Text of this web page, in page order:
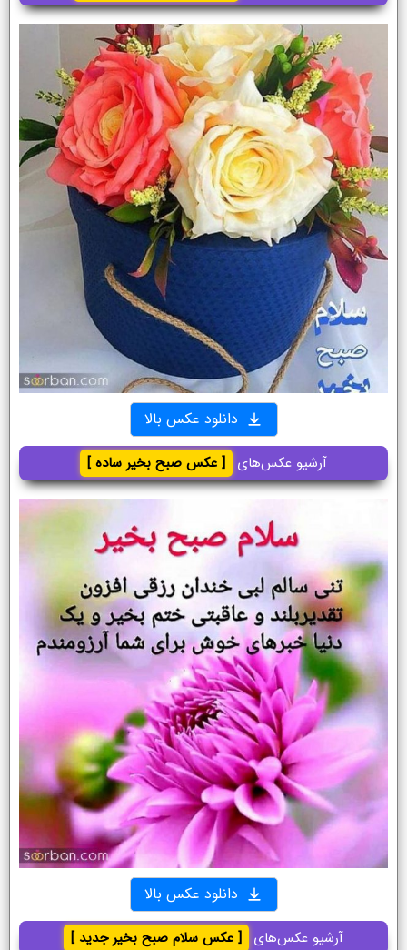
دانلود عکس بالا
آرشیو عکس‌های [ عکس صبح بخیر ساده ]
دانلود عکس بالا
آرشیو عکس‌های [ عکس سلام صبح بخیر جدید ]